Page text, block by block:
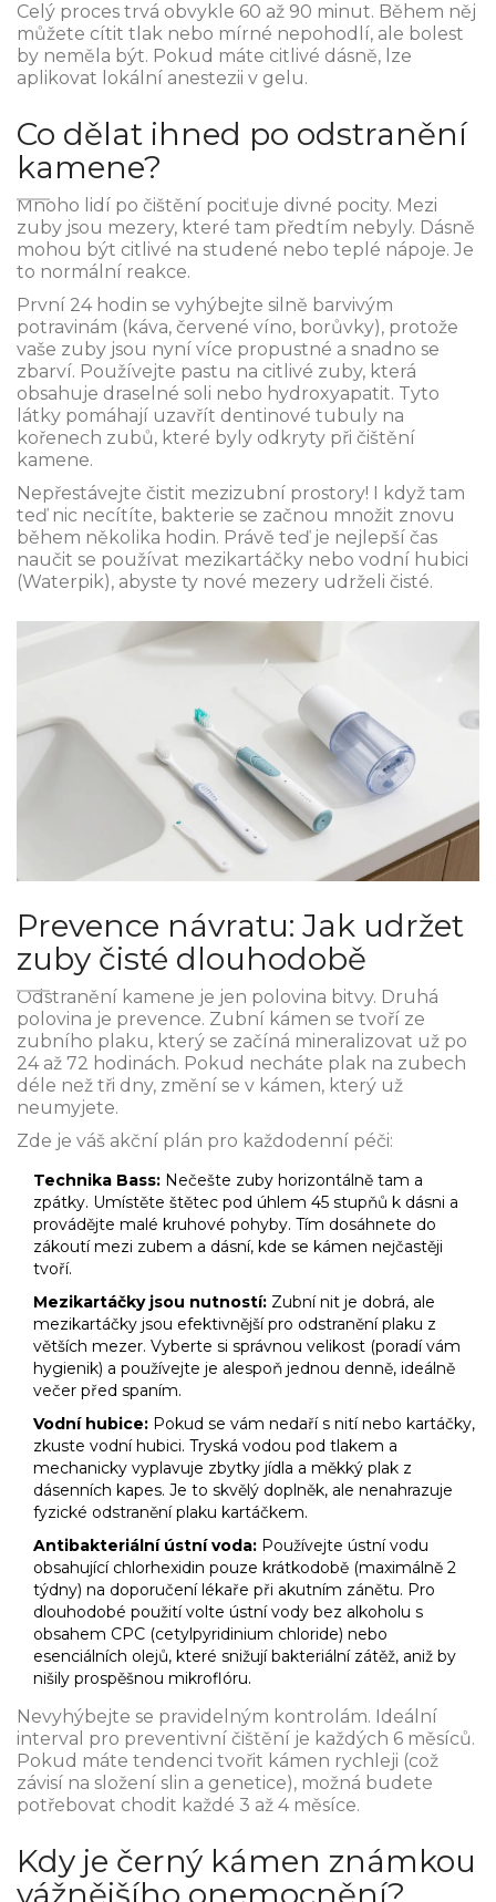
Celý proces trvá obvykle 60 až 90 minut. Během něj
můžete cítit tlak nebo mírné nepohodlí, ale bolest
by neměla být. Pokud máte citlivé dásně, lze
aplikovat lokální anestezii v gelu.
Co dělat ihned po odstranění
kamene?
Mnoho lidí po čištění pociťuje divné pocity. Mezi
zuby jsou mezery, které tam předtím nebyly. Dásně
mohou být citlivé na studené nebo teplé nápoje. Je
to normální reakce.
První 24 hodin se vyhýbejte silně barvivým
potravinám (káva, červené víno, borůvky), protože
vaše zuby jsou nyní více propustné a snadno se
zbarví. Používejte pastu na citlivé zuby, která
obsahuje draselné soli nebo hydroxyapatit. Tyto
látky pomáhají uzavřít dentinové tubuly na
kořenech zubů, které byly odkryty při čištění
kamene.
Nepřestávejte čistit mezizubní prostory! I když tam
teď nic necítíte, bakterie se začnou množit znovu
během několika hodin. Právě teď je nejlepší čas
naučit se používat mezikartáčky nebo vodní hubici
(Waterpik), abyste ty nové mezery udrželi čisté.
Prevence návratu: Jak udržet
zuby čisté dlouhodobě
Odstranění kamene je jen polovina bitvy. Druhá
polovina je prevence. Zubní kámen se tvoří ze
zubního plaku, který se začíná mineralizovat už po
24 až 72 hodinách. Pokud necháte plak na zubech
déle než tři dny, změní se v kámen, který už
neumyjete.
Zde je váš akční plán pro každodenní péči:
Technika Bass: Nečešte zuby horizontálně tam a
zpátky. Umístěte štětec pod úhlem 45 stupňů k dásni a
provádějte malé kruhové pohyby. Tím dosáhnete do
zákoutí mezi zubem a dásní, kde se kámen nejčastěji
tvoří.
Mezikartáčky jsou nutností: Zubní nit je dobrá, ale
mezikartáčky jsou efektivnější pro odstranění plaku z
větších mezer. Vyberte si správnou velikost (poradí vám
hygienik) a používejte je alespoň jednou denně, ideálně
večer před spaním.
Vodní hubice: Pokud se vám nedaří s nití nebo kartáčky,
zkuste vodní hubici. Tryská vodou pod tlakem a
mechanicky vyplavuje zbytky jídla a měkký plak z
dásenních kapes. Je to skvělý doplněk, ale nenahrazuje
fyzické odstranění plaku kartáčkem.
Antibakteriální ústní voda: Používejte ústní vodu
obsahující chlorhexidin pouze krátkodobě (maximálně 2
týdny) na doporučení lékaře při akutním zánětu. Pro
dlouhodobé použití volte ústní vody bez alkoholu s
obsahem CPC (cetylpyridinium chloride) nebo
esenciálních olejů, které snižují bakteriální zátěž, aniž by
nišily prospěšnou mikroflóru.
Nevyhýbejte se pravidelným kontrolám. Ideální
interval pro preventivní čištění je každých 6 měsíců.
Pokud máte tendenci tvořit kámen rychleji (což
závisí na složení slin a genetice), možná budete
potřebovat chodit každé 3 až 4 měsíce.
Kdy je černý kámen známkou